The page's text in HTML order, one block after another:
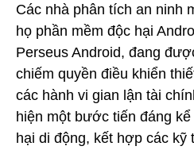
Các nhà phân tích an ninh
họ phần mềm độc hại
Perseus Android, đang
chiếm quyền điều khiển
các hành vi gian lận tài
hiện một bước tiến đáng
hại di động, kết hợp các